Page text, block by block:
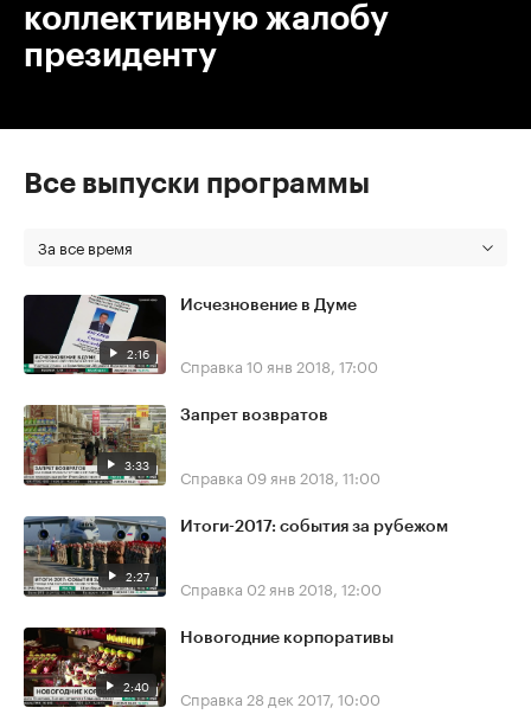
коллективную жалобу
президенту
Все выпуски программы
За все время
2:16
Исчезновение в Думе
Справка 10 янв 2018, 17:00
3:33
Запрет возвратов
Справка 09 янв 2018, 11:00
2:27
Итоги-2017: события за рубежом
Справка 02 янв 2018, 12:00
2:40
Новогодние корпоративы
Справка 28 дек 2017, 10:00